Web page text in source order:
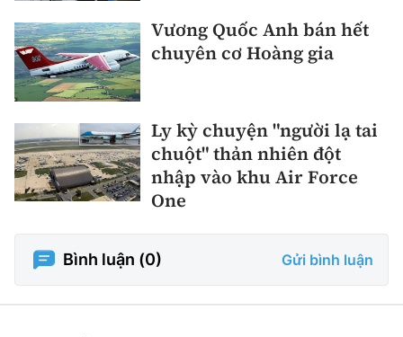
Vương Quốc Anh bán hết
chuyên cơ Hoàng gia
Ly kỳ chuyện "người lạ tai
chuột" thản nhiên đột
nhập vào khu Air Force
One
Bình luận (0) Gửi bình luận